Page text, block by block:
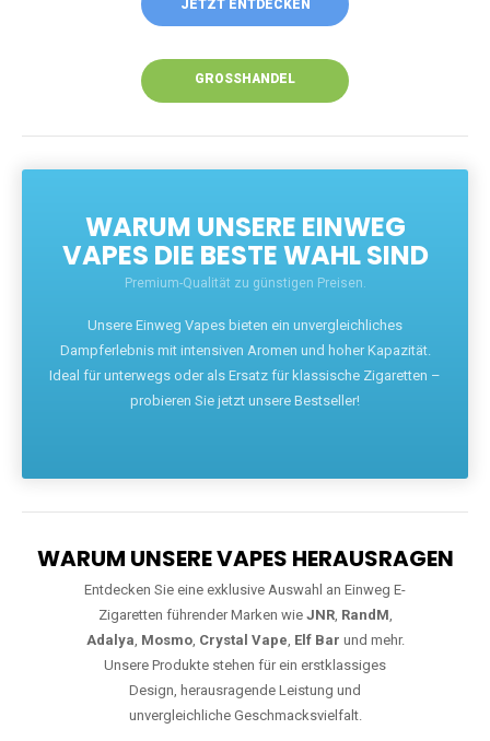
JETZT ENTDECKEN
GROSSHANDEL
WARUM UNSERE EINWEG
VAPES DIE BESTE WAHL SIND
Premium-Qualität zu günstigen Preisen.
Unsere Einweg Vapes bieten ein unvergleichliches
Dampferlebnis mit intensiven Aromen und hoher Kapazität.
Ideal für unterwegs oder als Ersatz für klassische Zigaretten –
probieren Sie jetzt unsere Bestseller!
WARUM UNSERE VAPES HERAUSRAGEN
Entdecken Sie eine exklusive Auswahl an Einweg E-
Zigaretten führender Marken wie JNR, RandM,
Adalya, Mosmo, Crystal Vape, Elf Bar und mehr.
Unsere Produkte stehen für ein erstklassiges
Design, herausragende Leistung und
unvergleichliche Geschmacksvielfalt.